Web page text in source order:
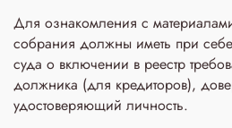
Для ознакомления с
собрания должны иметь при
суда о включении в реестр
должника (для кредиторов),
удостоверяющий личность.